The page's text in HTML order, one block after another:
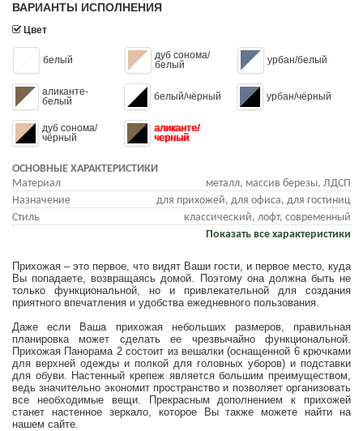
ВАРИАНТЫ ИСПОЛНЕНИЯ
Цвет
белый
дуб сонома/
белый
урбан/белый
аликанте-
белый
белый/чёрный урбан/чёрный
дуб сонома/
чёрный
аликанте/
черный
ОСНОВНЫЕ ХАРАКТЕРИСТИКИ
Материал
металл, массив березы, ЛДСП
Назначение
для прихожей, для офиса, для гостиниц
Стиль
классический, лофт, современный
Показать все характеристики
Прихожая – это первое, что видят Ваши гости, и первое место, куда
Вы попадаете, возвращаясь домой. Поэтому она должна быть не
только функциональной, но и привлекательной для создания
приятного впечатления и удобства ежедневного пользования.
Даже если Ваша прихожая небольших размеров, правильная
планировка может сделать ее чрезвычайно функциональной.
Прихожая Панорама 2 состоит из вешалки (оснащенной 6 крючками
для верхней одежды и полкой для головных уборов) и подставки
для обуви. Настенный крепеж является большим преимуществом,
ведь значительно экономит пространство и позволяет организовать
все необходимые вещи. Прекрасным дополнением к прихожей
станет настенное зеркало, которое Вы также можете найти на
нашем сайте.